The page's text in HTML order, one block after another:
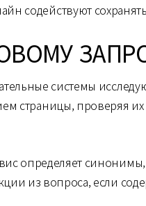
содействуют
системы
страницы, проверяя
определяет
из вопроса, если